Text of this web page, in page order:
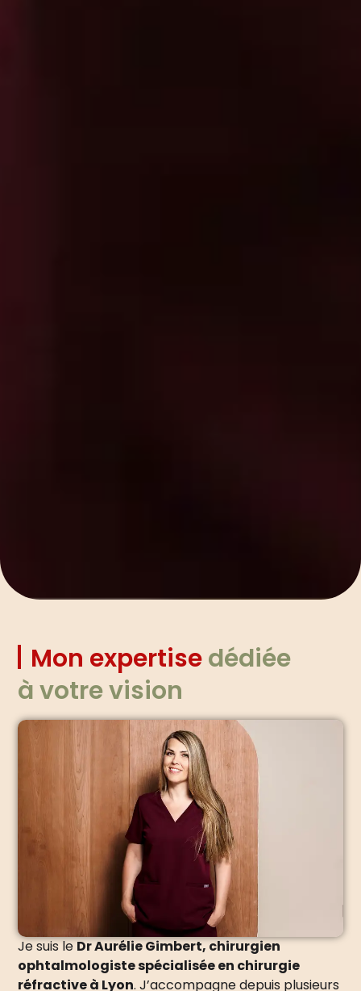
Mon expertisedédiée
à votre vision
Je suis leDr Aurélie Gimbert, chirurgien
ophtalmologiste spécialisée en chirurgie
réfractive à Lyon. J’accompagne depuis plusieurs